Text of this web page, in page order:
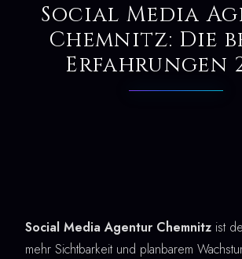
Social Media
Chemnitz: Die
Erfahrungen
Social Media Agentur Chemnitz ist
mehr Sichtbarkeit und planbarem